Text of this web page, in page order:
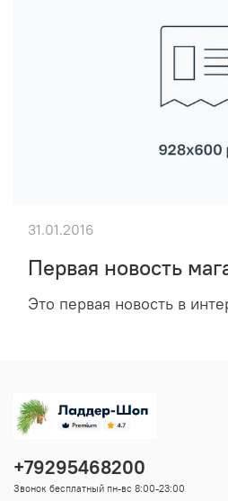
Первая новость
Это первая новость в
31.01.2016
+79295468200
Звонок бесплатный пн-вс 8:00-23:00